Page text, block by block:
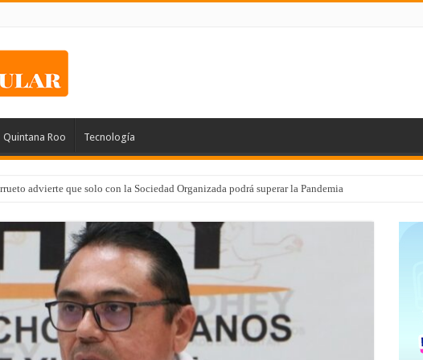
Quintana Roo Tecnología
advierte que solo con la Sociedad Organizada podrá superar la Pandemia